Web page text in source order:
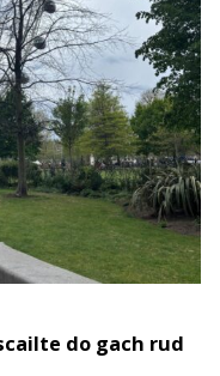
do gach rud